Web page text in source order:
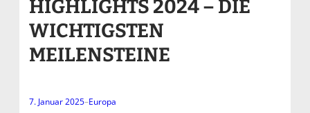
HIGHLIGHTS 2024 – DIE
WICHTIGSTEN
MEILENSTEINE
7. Januar 2025–Europa